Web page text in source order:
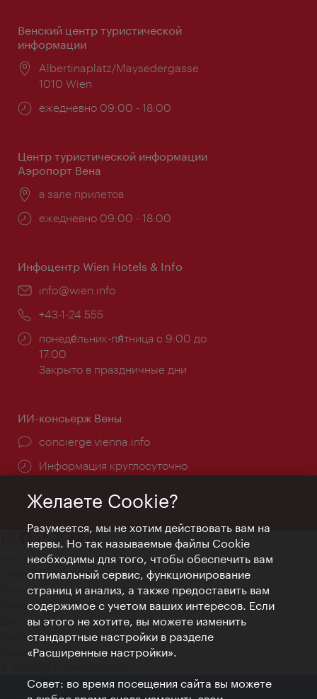
Венский центр туристической
информации
Расположение:
Albertinaplatz/Maysedergasse
1010 Wien
Часы
ежедневно 09:00 - 18:00
Центр туристической информации
Аэропорт Вена
Расположение:
в зале прилетов
Часы
ежедневно 09:00 - 18:00
Инфоцентр Wien Hotels & Info
Эл.
info@wien.info
Телефон:
+43-1-24 555
Часы
работы:
понеде́льник-пя́тница с 9:00 до
17:00
Закрыто в праздничные дни
ИИ-консьерж Вены
concierge.vienna.info
Информация круглосуточно
Контакт
Credits
Положение о конфиденциальности
Terms of Use
Доступность
Контакты для прессы
Настройки файлов Cookie
Желаете Cookie?
Разумеется, мы не хотим действовать вам на
нервы. Но так называемые файлы Cookie
необходимы для того, чтобы обеспечить вам
оптимальный сервис, функционирование
страниц и анализ, а также предоставить вам
содержимое с учетом ваших интересов. Если
вы этого не хотите, вы можете изменить
стандартные настройки в разделе
«Расширенные настройки».
Совет: во время посещения сайта вы можете